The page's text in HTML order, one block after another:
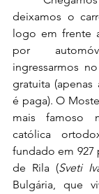
deixamos o
logo em frente
por
ingressarmos
gratuita (apenas
é paga). O
mais famoso
católica
fundado em 927
de Rila (Sveti
Bulgária, que